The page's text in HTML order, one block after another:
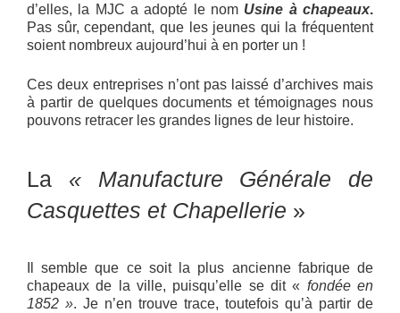
d’elles, la MJC a adopté le nom Usine à chapeaux.
Pas sûr, cependant, que les jeunes qui la fréquentent
soient nombreux aujourd’hui à en porter un !
Ces deux entreprises n’ont pas laissé d’archives mais
à partir de quelques documents et témoignages nous
pouvons retracer les grandes lignes de leur histoire.
La « Manufacture Générale de
Casquettes et Chapellerie »
Il semble que ce soit la plus ancienne fabrique de
chapeaux de la ville, puisqu’elle se dit « fondée en
1852 ». Je n’en trouve trace, toutefois qu’à partir de